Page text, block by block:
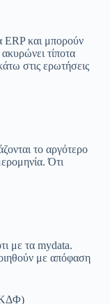
ERP και μπορούν
τίποτα
στις ερωτήσεις
το αργότερο
Ότι
με τα mydata.
με απόφαση
ΚΔΦ)